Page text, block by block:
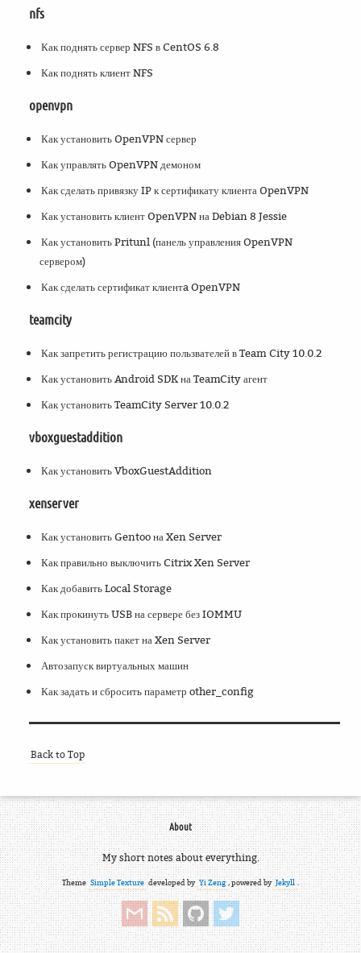
nfs
Как поднять сервер NFS в CentOS 6.8
Как поднять клиент NFS
openvpn
Как установить OpenVPN сервер
Как управлять OpenVPN демоном
Как сделать привязку IP к сертификату клиента OpenVPN
Как установить клиент OpenVPN на Debian 8 Jessie
Как установить Pritunl (панель управления OpenVPN
сервером)
Как сделать сертификат клиентa OpenVPN
teamcity
Как запретить регистрацию пользвателей в Team City 10.0.2
Как установить Android SDK на TeamCity агент
Как установить TeamCity Server 10.0.2
vboxguestaddition
Как установить VboxGuestAddition
xenserver
Как установить Gentoo на Xen Server
Как правильно выключить Citrix Xen Server
Как добавить Local Storage
Как прокинуть USB на сервере без IOMMU
Как установить пакет на Xen Server
Автозапуск виртуальных машин
Как задать и сбросить параметр other_config
Back to Top
About
My short notes about everything.
Theme Simple Texture developed by Yi Zeng , powered by Jekyll .